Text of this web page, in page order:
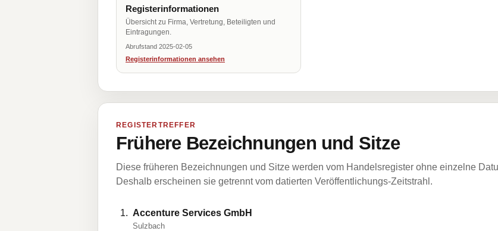
Registerinformationen
Übersicht zu Firma, Vertretung, Beteiligten und
Eintragungen.
Abrufstand 2025-02-05
Registerinformationen ansehen
REGISTERTREFFER
Frühere Bezeichnungen und Sitze
Diese früheren Bezeichnungen und Sitze werden vom Handelsregister ohne einzelne
Deshalb erscheinen sie getrennt vom datierten Veröffentlichungs-Zeitstrahl.
Accenture Services GmbH
Sulzbach